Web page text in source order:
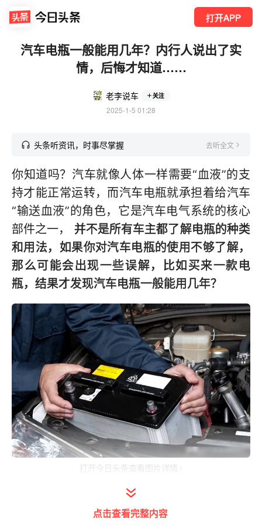
打开APP
汽车电瓶一般能用几年？内行人说出了实
情，后悔才知道……
老李说车 关注
2025-1-5 01:28
头条听资讯，时事尽掌握 去听全文
你知道吗？汽车就像人体一样需要“血液”的支
持才能正常运转，而汽车电瓶就承担着给汽车
“输送血液”的角色，它是汽车电气系统的核心
部件之一， 并不是所有车主都了解电瓶的种类
和用法，如果你对汽车电瓶的使用不够了解，
那么可能会出现一些误解，比如买来一款电
瓶，结果才发现汽车电瓶一般能用几年？
打开今日头条查看图片详情
一、汽车电瓶一般能用多久？
点击查看完整内容